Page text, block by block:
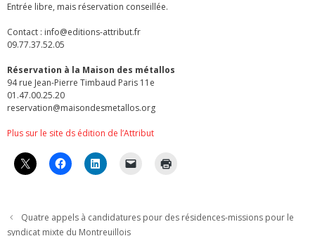
Entrée libre, mais réservation conseillée.
Contact : info@editions-attribut.fr
09.77.37.52.05
Réservation à la Maison des métallos
94 rue Jean-Pierre Timbaud Paris 11e
01.47.00.25.20
reservation@maisondesmetallos.org
Plus sur le site ds édition de l’Attribut
Quatre appels à candidatures pour des résidences-missions pour le
syndicat mixte du Montreuillois